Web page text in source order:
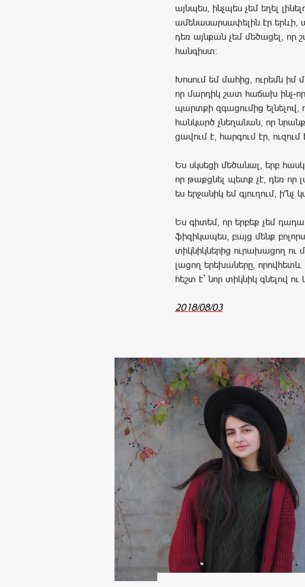
այնպես, ինչպես չեմ եղել
ամենասարսափելին էր երևի,
դեռ այնքան չեմ մեծացել, որ
հանգիստ:
Խոսում եմ մահից, ուրեմն իմ
որ մարդիկ շատ հաճախ ինչ-
պարտքի զգացումից
հանկարծ չնեղանան, որ նրանք
ցավում է, հարգում էր, ուզում
Ես սկսեցի մեծանալ, երբ
որ թաքցնել պետք չէ, դեռ որ
ես երջանիկ եմ գյուղում, ի՞նչ
Ես գիտեմ, որ երբեք չեմ
ֆիզիկապես, բայց մենք բոլորս
տիկնիկներից ուրախացող ու
լացող երեխաները,
հեշտ է` նոր տիկնիկ գնելով
2018/08/03